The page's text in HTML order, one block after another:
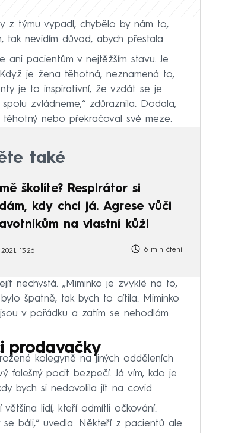
z týmu vypadl, chybělo by nám to,
nevidím důvod, abych přestala
ani pacientům v nejtěžším stavu. Je
je žena těhotná, neznamená to,
je to inspirativní, že vzdát se je
zvládneme,“ zdůraznila. Dodala,
nebo překračoval své meze.
také
školíte? Respirátor si
kdy chci já. Agrese vůči
na vlastní kůži
13:26 6 min čtení
nechystá. „Miminko je zvyklé na to,
špatně, tak bych to cítila. Miminko
v pořádku a zatím se nehodlám
prodavačky
kolegyně na jiných odděleních
falešný pocit bezpečí. Já vím, kdo je
bych si nedovolila jít na covid
lidí, kteří odmítli očkování.
báli,“ uvedla. Někteří z pacientů ale